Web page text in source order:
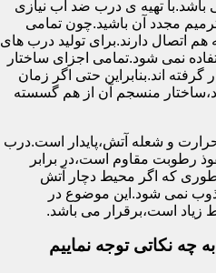
تهیه ی درب ضد آب نیازی
مجدد آن باشید.چون تمامی
اتصال دارند.برای تولید درب های
نمی شود.تمامی اجزای ساختار
گرفته اند.بنابراین حتی اگر زمان
منسجم آن از هم گسسته
و شعله آتش،پایدار است.درب
رطوبت مقاوم است،در برابر
طوری که اگر محیط دچار آتش
نمی شود.این موضوع در
است،برقرار می باشد.
چه نکاتی توجه نماییم